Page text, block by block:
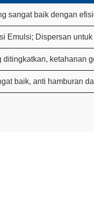
sangat baik dengan
Emulsi; Dispersan
ditingkatkan, ketahanan
baik, anti hamburan